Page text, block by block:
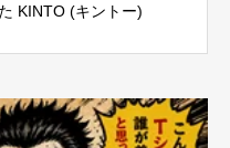
KINTO (キントー)